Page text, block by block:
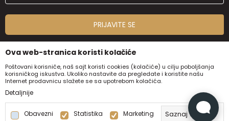
PRIJAVITE SE
Ova web-stranica koristi kolačiće
Poštovani korisniče, naš sajt koristi cookies (kolačiće) u cilju poboljšanja
korisničkog iskustva. Ukoliko nastavite da pregledate i koristite našu
Internet prodavnicu slažete se sa upotrebom kolačića.
Detaljnije
Obavezni Statistika Marketing Saznaj više